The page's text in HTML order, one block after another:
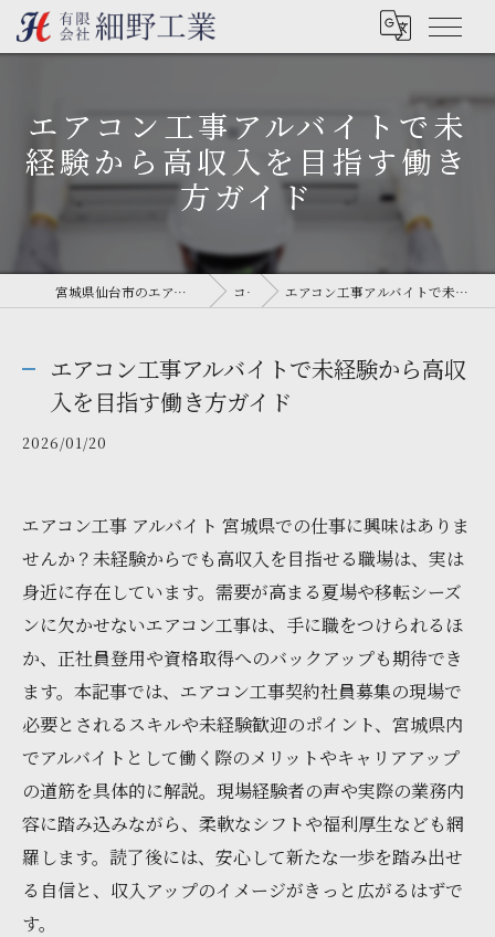
エアコン工事アルバイトで未
経験から高収入を目指す働き
方ガイド
宮城県仙台市のエアコン工事なら有限会社細野工業 コラム エアコン工事アルバイトで未経験から高収入を目指す働き方ガイド
エアコン工事アルバイトで未経験から高収
入を目指す働き方ガイド
2026/01/20
エアコン工事 アルバイト 宮城県での仕事に興味はありま
せんか？未経験からでも高収入を目指せる職場は、実は
身近に存在しています。需要が高まる夏場や移転シーズ
ンに欠かせないエアコン工事は、手に職をつけられるほ
か、正社員登用や資格取得へのバックアップも期待でき
ます。本記事では、エアコン工事契約社員募集の現場で
必要とされるスキルや未経験歓迎のポイント、宮城県内
でアルバイトとして働く際のメリットやキャリアアップ
の道筋を具体的に解説。現場経験者の声や実際の業務内
容に踏み込みながら、柔軟なシフトや福利厚生なども網
羅します。読了後には、安心して新たな一歩を踏み出せ
る自信と、収入アップのイメージがきっと広がるはずで
す。